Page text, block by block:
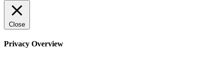
Close
Privacy Overview